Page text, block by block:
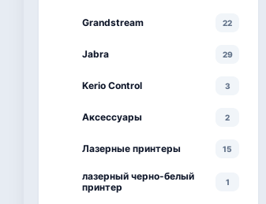
Grandstream 22
Jabra 29
Kerio Control 3
Аксессуары 2
Лазерные принтеры 15
лазерный черно-белый
принтер
1